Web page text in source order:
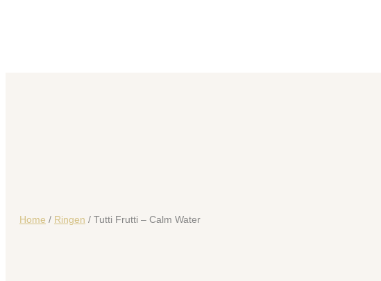
Home / Ringen / Tutti Frutti – Calm Water